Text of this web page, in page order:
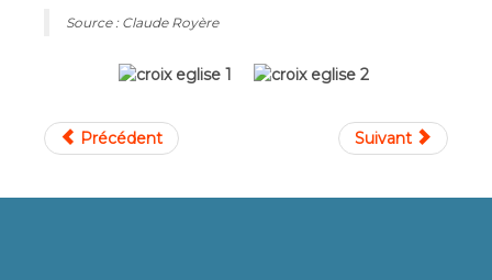
Source : Claude Royère
Précédent Suivant